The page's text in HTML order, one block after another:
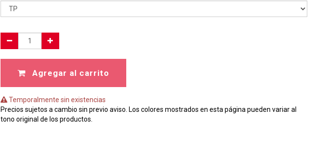
Agregar al carrito
Temporalmente sin existencias
Precios sujetos a cambio sin previo aviso. Los colores mostrados en esta página pueden variar al
tono original de los productos.